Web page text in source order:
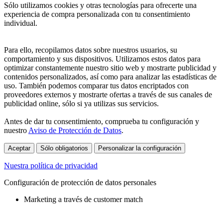
Sólo utilizamos cookies y otras tecnologías para ofrecerte una
experiencia de compra personalizada con tu consentimiento
individual.
Para ello, recopilamos datos sobre nuestros usuarios, su
comportamiento y sus dispositivos. Utilizamos estos datos para
optimizar constantemente nuestro sitio web y mostrarte publicidad y
contenidos personalizados, así como para analizar las estadísticas de
uso. También podemos comparar tus datos encriptados con
proveedores externos y mostrarte ofertas a través de sus canales de
publicidad online, sólo si ya utilizas sus servicios.
Antes de dar tu consentimiento, comprueba tu configuración y
nuestro Aviso de Protección de Datos.
Aceptar Sólo obligatorios Personalizar la configuración
Nuestra política de privacidad
Configuración de protección de datos personales
Marketing a través de customer match